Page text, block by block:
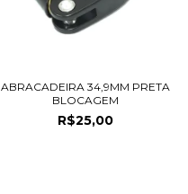
ABRACADEIRA 34,9MM PRETA
BLOCAGEM
R$25,00